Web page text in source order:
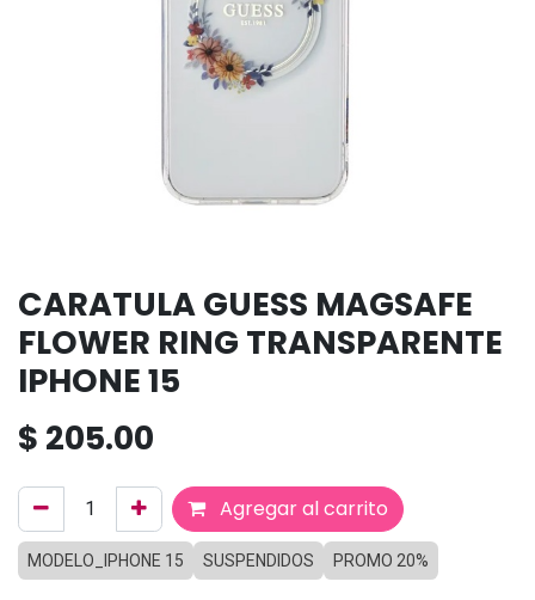
CARATULA GUESS MAGSAFE
FLOWER RING TRANSPARENTE
IPHONE 15
$ 205.00
Agregar al carrito
MODELO_IPHONE 15 SUSPENDIDOS PROMO 20%